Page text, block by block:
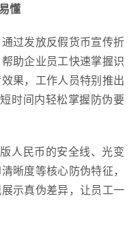
懂
过发放反假货币宣传折
助企业员工快速掌握识
果，工作人员特别推出
时间内轻松掌握防伪要
人民币的安全线、光变
晰度等核心防伪特征，
示真伪差异，让员工一